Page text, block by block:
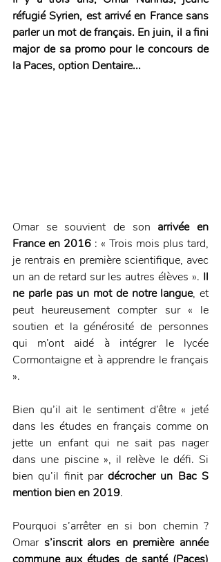
réfugié Syrien, est arrivé en France sans
parler un mot de français. En juin, il a fini
major de sa promo ﻿pour le concours de
la Paces, option Dentaire...
Omar se souvient de son arrivée en
France en 2016 : « Trois mois plus tard,
je rentrais en première scientifique, avec
un an de retard sur les autres élèves ». Il
ne parle pas un mot de notre langue, et
peut heureusement compter sur « le
soutien et la générosité de personnes
qui m’ont aidé à intégrer le lycée
Cormontaigne et à apprendre le français
».
Bien qu’il ait le sentiment d’être « jeté
dans les études en français comme on
jette un enfant qui ne sait pas nager
dans une piscine », il relève le défi. Si
bien qu’il finit par décrocher un Bac S
mention bien en 2019.
Pourquoi s’arrêter en si bon chemin ?
Omar s’inscrit alors en première année